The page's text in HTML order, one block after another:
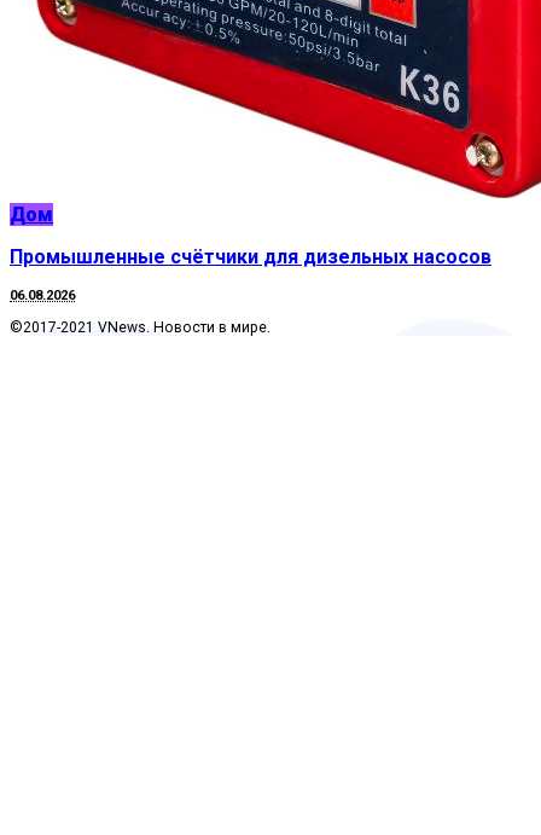
Дом
Промышленные счётчики для дизельных насосов
06.08.2026
©2017-2021 VNews. Новости в мире.